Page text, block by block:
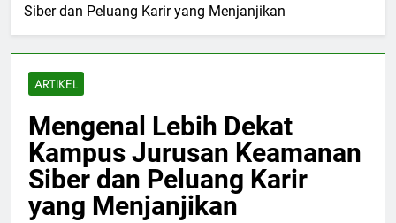
Siber dan Peluang Karir yang Menjanjikan
ARTIKEL
Mengenal Lebih Dekat
Kampus Jurusan Keamanan
Siber dan Peluang Karir
yang Menjanjikan